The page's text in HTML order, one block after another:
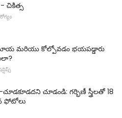
చికిత్స
మరియు కోల్పోవడం భయపడ్డారు
చూడండి: గర్భిణీ స్త్రీలతో 18
ఫోటోలు